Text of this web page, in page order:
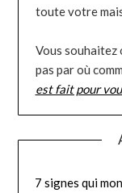
toute votre
Vous souhaitez
pas par où
est fait pour
7 signes qui